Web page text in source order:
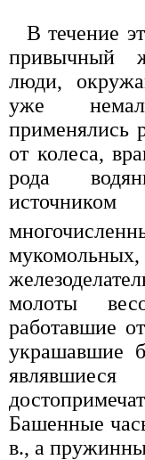
В течение
привычный
люди,
уже
применялись
от колеса,
рода
молоты
работавшие
украшавшие
Башенные
в., а